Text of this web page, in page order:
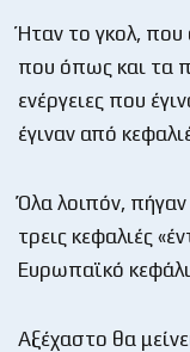
Ήταν το γκολ, που
που όπως και τα
ενέργειες που
έγιναν από
Όλα λοιπόν, πήγαν
τρεις κεφαλιές
Ευρωπαϊκό
Αξέχαστο θα